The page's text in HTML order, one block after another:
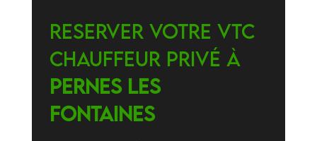
RESERVER VOTRE VTC
CHAUFFEUR PRIVé à
Pernes les
Fontaines